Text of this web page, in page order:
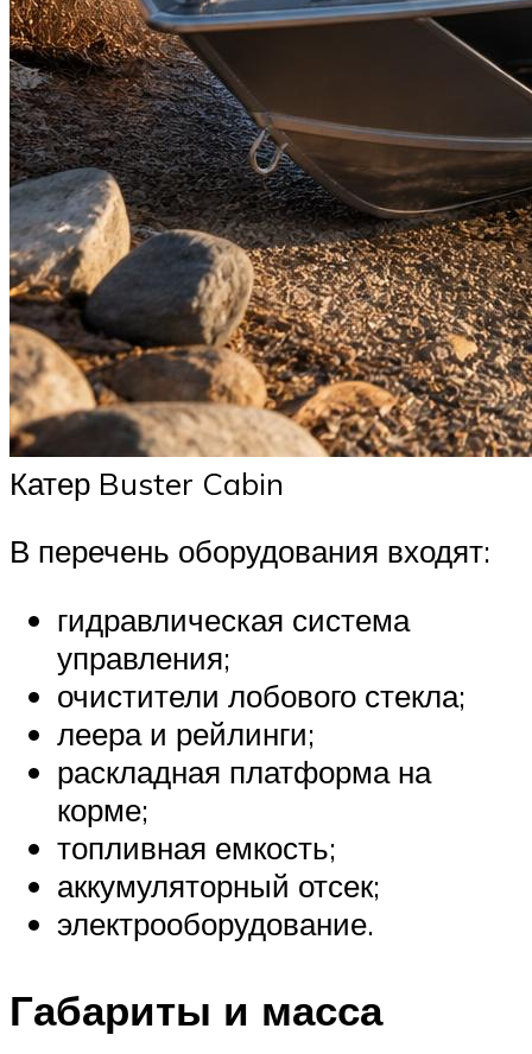
Катер Buster Cabin
В перечень оборудования входят:
гидравлическая система
управления;
очистители лобового стекла;
леера и рейлинги;
раскладная платформа на
корме;
топливная емкость;
аккумуляторный отсек;
электрооборудование.
Габариты и масса